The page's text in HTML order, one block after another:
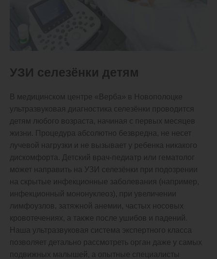
УЗИ селезёнки детям
В медицинском центре «Верба» в Новополоцке
ультразвуковая диагностика селезёнки проводится
детям любого возраста, начиная с первых месяцев
жизни. Процедура абсолютно безвредна, не несет
лучевой нагрузки и не вызывает у ребенка никакого
дискомфорта. Детский врач-педиатр или гематолог
может направить на УЗИ селезёнки при подозрении
на скрытые инфекционные заболевания (например,
инфекционный мононуклеоз), при увеличении
лимфоузлов, затяжной анемии, частых носовых
кровотечениях, а также после ушибов и падений.
Наша ультразвуковая система экспертного класса
позволяет детально рассмотреть орган даже у самых
подвижных малышей, а опытные специалисты